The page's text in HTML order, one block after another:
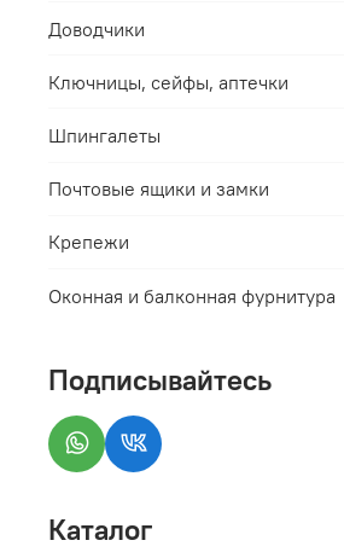
Доводчики
Ключницы, сейфы, аптечки
Шпингалеты
Почтовые ящики и замки
Крепежи
Оконная и балконная фурнитура
Подписывайтесь
Каталог